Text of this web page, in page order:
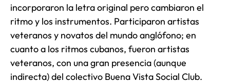
incorporaron la letra original pero cambiaron el
ritmo y los instrumentos. Participaron artistas
veteranos y novatos del mundo anglófono; en
cuanto a los ritmos cubanos, fueron artistas
veteranos, con una gran presencia (aunque
indirecta) del colectivo Buena Vista Social Club.